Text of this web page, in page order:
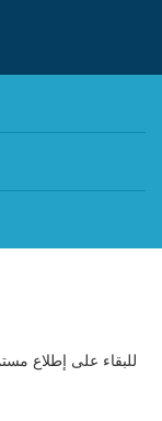
للبقاء على إطلاع